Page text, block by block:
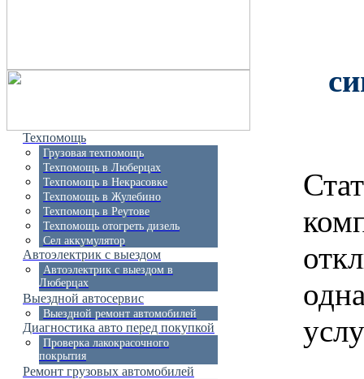
Техпомощь
Грузовая техпомощь
Техпомощь в Люберцах
Техпомощь в Некрасовке
Техпомощь в Жулебино
Техпомощь в Реутове
Техпомощь отогреть дизель
Сел аккумулятор
Автоэлектрик с выездом
Автоэлектрик с выездом в
Люберцах
Выездной автосервис
Выездной ремонт автомобилей
Диагностика авто перед покупкой
Проверка лакокрасочного
покрытия
Ремонт грузовых автомобилей